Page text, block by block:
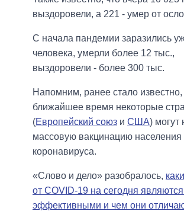
выздоровели, а 221 - умер от
С начала пандемии заразились
человека, умерли более 12 тыс.,
выздоровели - более 300 тыс.
Напомним, ранее стало известно,
ближайшее время некоторые
(Европейский союз и США) могут
массовую вакцинацию населения
коронавируса.
«Слово и дело» разобралось,
от COVID-19 на сегодня
эффективными и чем они